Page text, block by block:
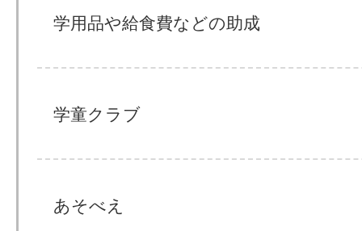
学用品や給食費などの助成
学童クラブ
あそべえ